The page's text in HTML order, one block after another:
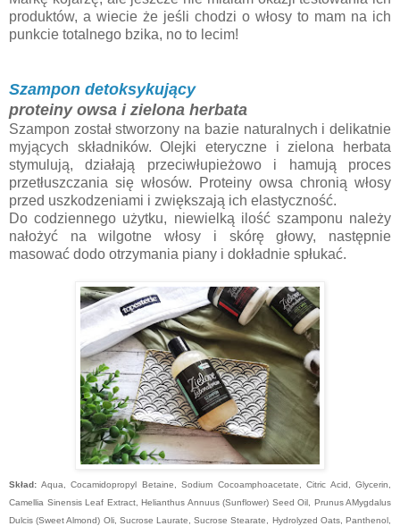
produktów, a wiecie że jeśli chodzi o włosy to mam na ich
punkcie totalnego bzika, no to lecim!
Szampon detoksykujący
proteiny owsa i zielona herbata
Szampon został stworzony na bazie naturalnych i delikatnie
myjących składników. Olejki eteryczne i zielona herbata
stymulują, działają przeciwłupieżowo i hamują proces
przetłuszczania się włosów. Proteiny owsa chronią włosy
przed uszkodzeniami i zwiększają ich elastyczność.
Do codziennego użytku, niewielką ilość szamponu należy
nałożyć na wilgotne włosy i skórę głowy, następnie
masować dodo otrzymania piany i dokładnie spłukać.
Skład: Aqua, Cocamidopropyl Betaine, Sodium Cocoamphoacetate, Citric Acid, Glycerin,
Camellia Sinensis Leaf Extract, Helianthus Annuus (Sunflower) Seed Oil, Prunus AMygdalus
Dulcis (Sweet Almond) Oli, Sucrose Laurate, Sucrose Stearate, Hydrolyzed Oats, Panthenol,